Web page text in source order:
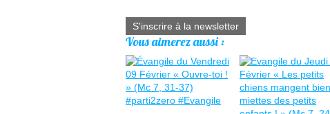
S'inscrire à la newsletter
Vous aimerez aussi :